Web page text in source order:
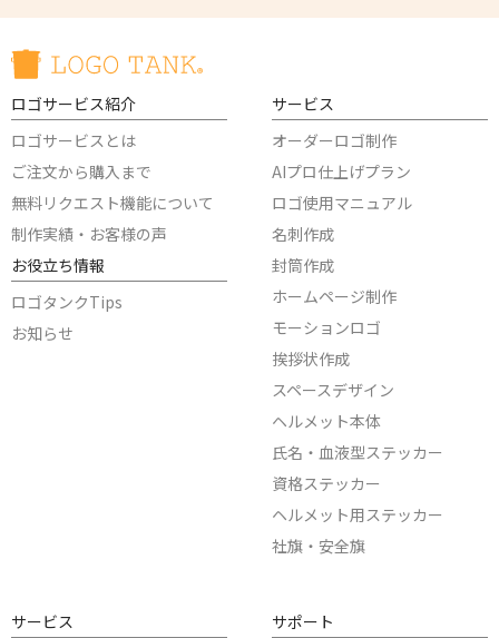
ロゴサービス紹介
ロゴサービスとは
ご注文から購入まで
無料リクエスト機能について
制作実績・お客様の声
お役立ち情報
ロゴタンクTips
お知らせ
サービス
オーダーロゴ制作
AIプロ仕上げプラン
ロゴ使用マニュアル
名刺作成
封筒作成
ホームページ制作
モーションロゴ
挨拶状作成
スペースデザイン
ヘルメット本体
氏名・血液型ステッカー
資格ステッカー
ヘルメット用ステッカー
社旗・安全旗
サービス
サポート